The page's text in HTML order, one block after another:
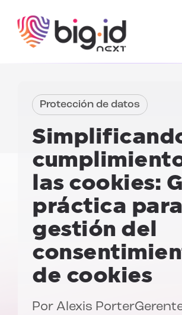
Protección de datos
las cookies:
práctica
gestión del
de cookies
Por Alexis Porter